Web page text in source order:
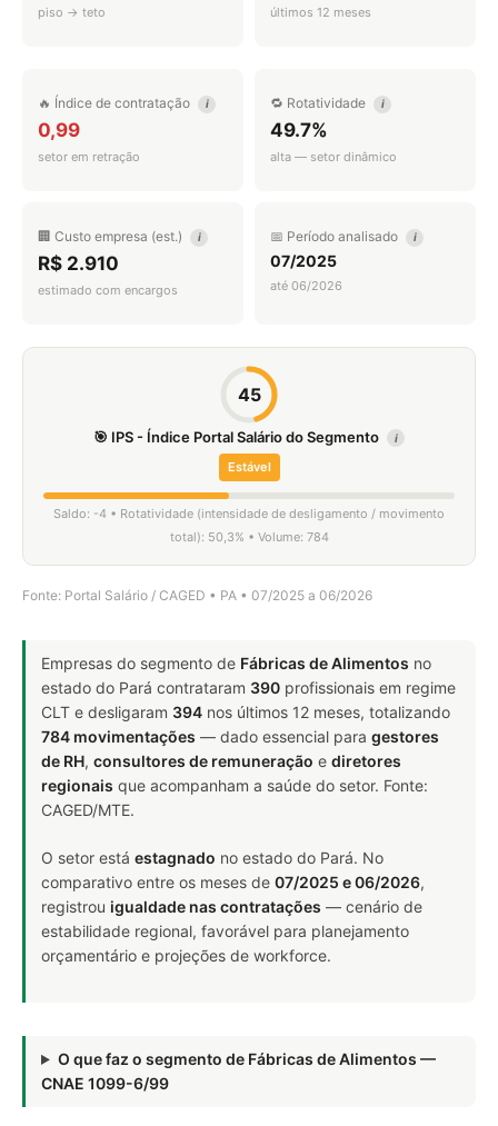
piso → teto últimos 12 meses
🔥 Índice de contratação i
0,99
setor em retração
🔁 Rotatividade i
49.7%
alta — setor dinâmico
🏢 Custo empresa (est.) i
R$ 2.910
estimado com encargos
📅 Período analisado i
07/2025
até 06/2026
45
🎯 IPS - Índice Portal Salário do Segmento i
Estável
Saldo: -4 • Rotatividade (intensidade de desligamento / movimento
total): 50,3% • Volume: 784
Fonte: Portal Salário / CAGED • PA • 07/2025 a 06/2026
Empresas do segmento de Fábricas de Alimentos no
estado do Pará contrataram 390 profissionais em regime
CLT e desligaram 394 nos últimos 12 meses, totalizando
784 movimentações — dado essencial para gestores
de RH, consultores de remuneração e diretores
regionais que acompanham a saúde do setor. Fonte:
CAGED/MTE.
O setor está estagnado no estado do Pará. No
comparativo entre os meses de 07/2025 e 06/2026,
registrou igualdade nas contratações — cenário de
estabilidade regional, favorável para planejamento
orçamentário e projeções de workforce.
O que faz o segmento de Fábricas de Alimentos —
CNAE 1099-6/99